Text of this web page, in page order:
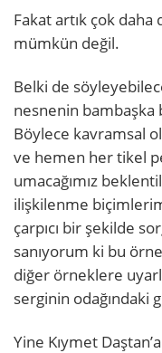
Fakat artık çok
mümkün değil.
Belki de
nesnenin bambaşka
Böylece kavramsal
ve hemen her tikel
umacağımız
ilişkilenme
çarpıcı bir şekilde
sanıyorum ki bu
diğer örneklere
serginin odağındaki
Yine Kıymet